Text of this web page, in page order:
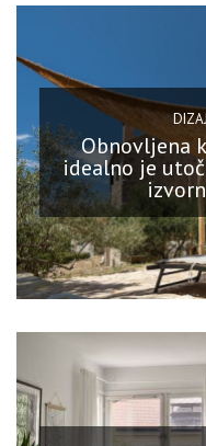
Obnovljena
idealno je